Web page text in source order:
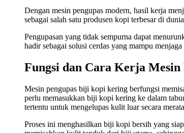
Dengan mesin pengupas modern, hasil kerja
sebagai salah satu produsen kopi terbesar di
Pengupasan yang tidak sempurna dapat
hadir sebagai solusi cerdas yang mampu
Fungsi dan Cara Kerja
Mesin pengupas biji kopi kering berfungsi
perlu memasukkan biji kopi kering ke dalam
tertentu untuk mengelupas kulit luar secara
Proses ini menghasilkan biji kopi bersih yang